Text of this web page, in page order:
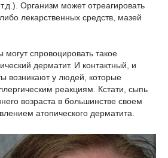
Организм может отреагировать
лекарственных средств, мазей
спровоцировать такое
дерматит. И контактный, и
возникают у людей, которые
реакциям. Кстати, сыпь
возраста в большинстве своем
атопического дерматита.